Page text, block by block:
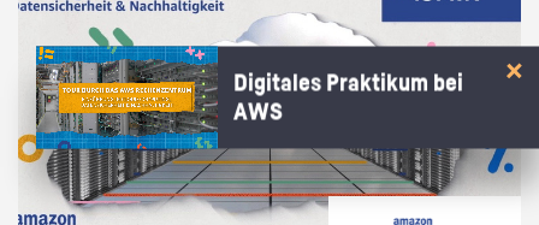
Digitales Praktikum bei
AWS